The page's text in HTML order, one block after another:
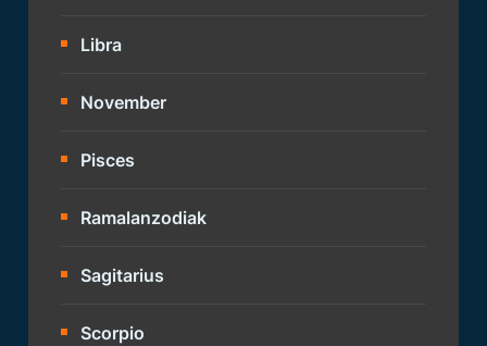
Libra
November
Pisces
Ramalanzodiak
Sagitarius
Scorpio